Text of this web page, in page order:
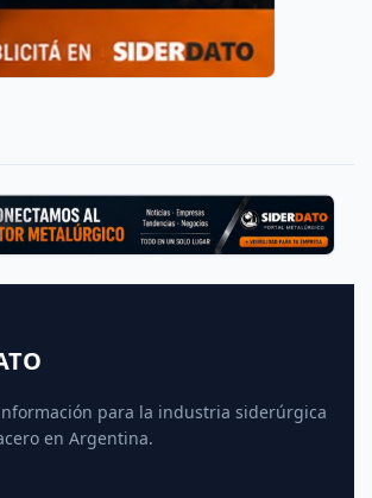
para la industria siderúrgica
en Argentina.